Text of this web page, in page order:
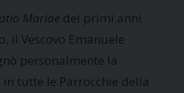
Mariae dei primi anni
il Vescovo Emanuele
personalmente la
tutte le Parrocchie della